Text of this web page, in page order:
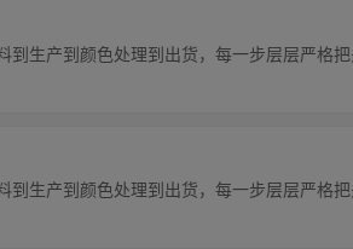
到生产到颜色处理到出货，每一步层层严格
到生产到颜色处理到出货，每一步层层严格